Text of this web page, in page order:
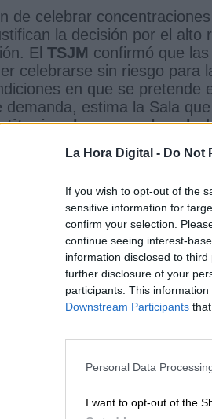
La Hora Digital - Do Not
If you wish to opt-out of the
sensitive information for
confirm your selection.
continue seeing interest-
information disclosed to
further disclosure of your
participants. This
Downstream Participants
Personal Data
I want to opt-out of the
de celebrar
la decisión por el alto
El TSJM confirmó que
celebrarse sin riesgo para
en que se pretende
estima la Sala
como la
y la vida de las personas
lucha contra la pandemia lucha feminista
8 de marzo
NOTICIAS